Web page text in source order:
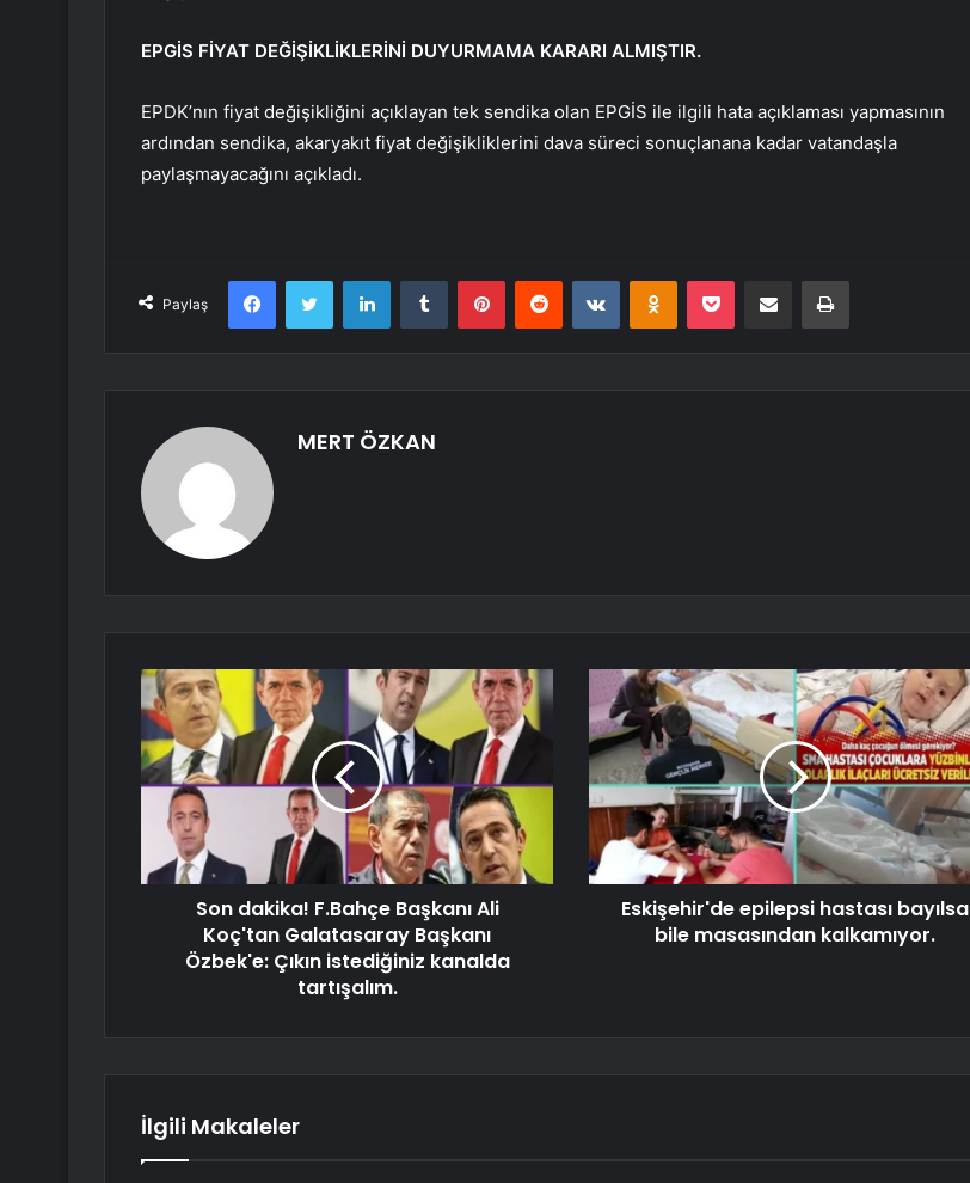
EPGİS FİYAT DEĞİŞİKLİKLERİNİ DUYURMAMA KARARI ALMIŞTIR.
EPDK’nın fiyat değişikliğini açıklayan tek sendika olan EPGİS ile ilgili hata açıklaması yapmasının
ardından sendika, akaryakıt fiyat değişikliklerini dava süreci sonuçlanana kadar vatandaşla
paylaşmayacağını açıkladı.
Paylaş
FacebookTwitter LinkedInTumblr PinterestReddit VKontakteOdnoklassniki
Pocket E-Posta ile paylaş Yazdır
MERT ÖZKAN
Son dakika! F.Bahçe Başkanı Ali
Koç'tan Galatasaray Başkanı
Özbek'e: Çıkın istediğiniz kanalda
tartışalım.
Eskişehir'de epilepsi hastası bayılsa
bile masasından kalkamıyor.
İlgili Makaleler